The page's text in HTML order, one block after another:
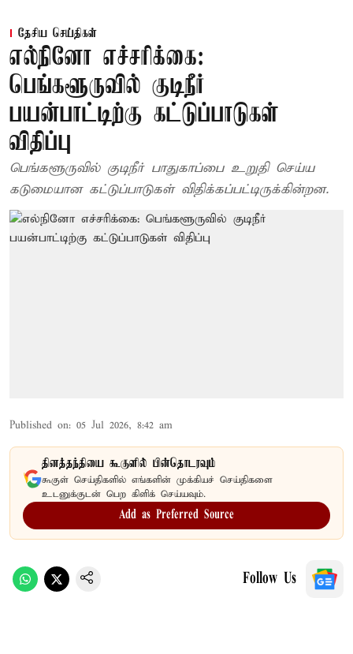
தேசிய செய்திகள்
எல்நினோ எச்சரிக்கை:
பெங்களூருவில் குடிநீர்
பயன்பாட்டிற்கு கட்டுப்பாடுகள்
விதிப்பு
பெங்களூருவில் குடிநீர் பாதுகாப்பை உறுதி செய்ய
கடுமையான கட்டுப்பாடுகள் விதிக்கப்பட்டிருக்கின்றன.
Published on: 05 Jul 2026, 8:42 am
தினத்தந்தியை கூகுளில் பின்தொடரவும்
கூகுள் செய்திகளில் எங்களின் முக்கியச் செய்திகளை
உடனுக்குடன் பெற கிளிக் செய்யவும்.
Add as Preferred Source
Follow Us